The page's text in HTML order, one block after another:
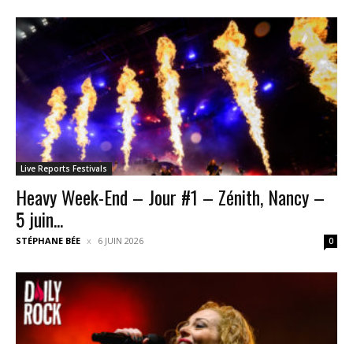
Live Reports Festivals
Heavy Week-End – Jour #1 – Zénith, Nancy –
5 juin...
STÉPHANE BÉE 6 JUIN 2026 0